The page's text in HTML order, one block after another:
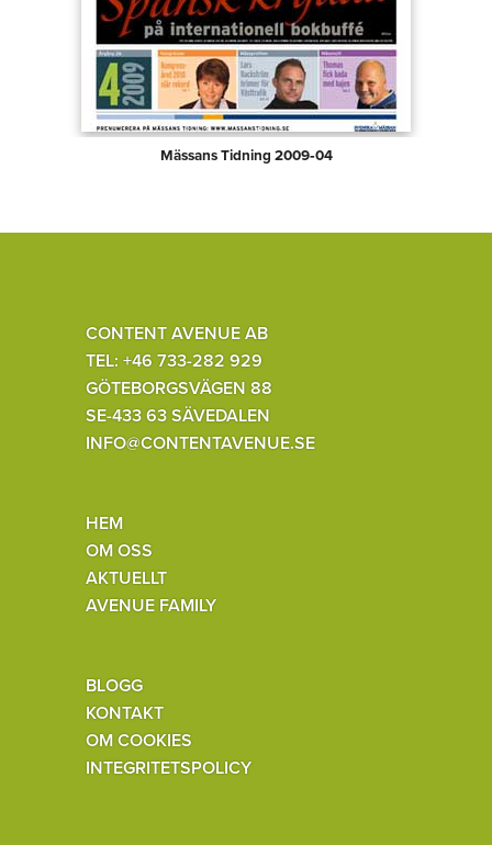
Mässans Tidning 2009‑04
CONTENT AVENUE AB
TEL: +46 733-282 929
GÖTEBORGSVÄGEN 88
SE-433 63 SÄVEDALEN
INFO@CONTENTAVENUE.SE
HEM
OM OSS
AKTUELLT
AVENUE FAMILY
BLOGG
KONTAKT
OM COOKIES
INTEGRITETSPOLICY